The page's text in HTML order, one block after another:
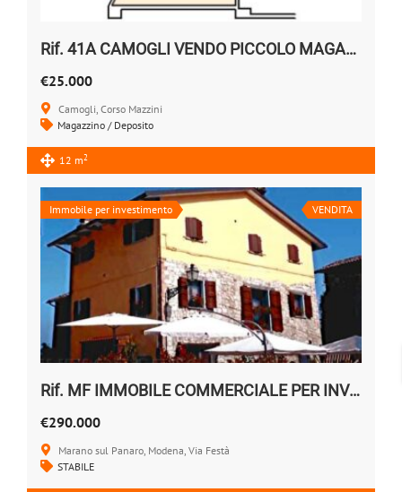
Rif. 41A CAMOGLI VENDO PICCOLO MAGAZZINO
€25.000
Camogli, Corso Mazzini
Magazzino / Deposito
12 m2
Immobile per investimento VENDITA
Rif. MF IMMOBILE COMMERCIALE PER INVESTIMENTO
€290.000
Marano sul Panaro, Modena, Via Festà
STABILE